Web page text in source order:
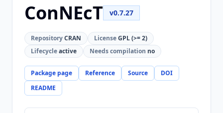
ConNEcT v0.7.27
RepositoryCRAN LicenseGPL (>= 2)
Lifecycleactive Needs compilation no
Package page Reference Source
DOI
README